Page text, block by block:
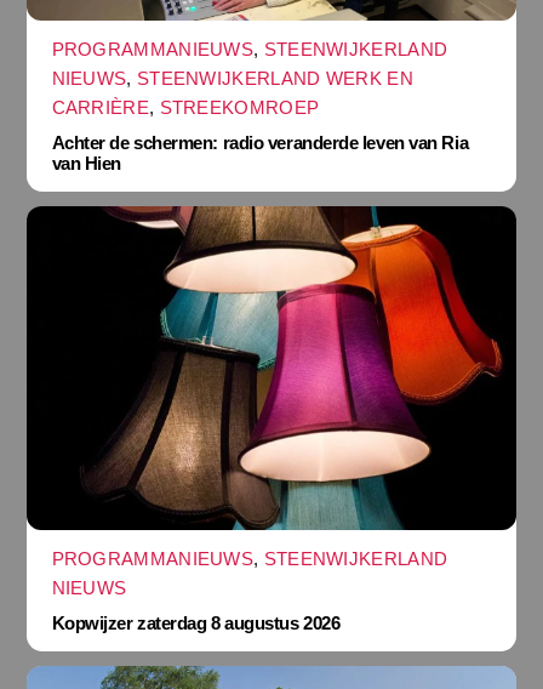
PROGRAMMANIEUWS, STEENWIJKERLAND
NIEUWS, STEENWIJKERLAND WERK EN
CARRIÈRE, STREEKOMROEP
Achter de schermen: radio veranderde leven van Ria
van Hien
PROGRAMMANIEUWS, STEENWIJKERLAND
NIEUWS
Kopwijzer zaterdag 8 augustus 2026